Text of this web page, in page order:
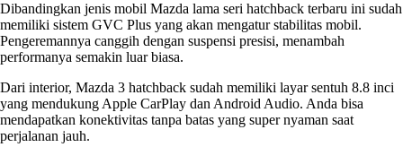
Dibandingkan jenis mobil Mazda lama seri hatchback terbaru ini sudah
memiliki sistem GVC Plus yang akan mengatur stabilitas mobil.
Pengeremannya canggih dengan suspensi presisi, menambah
performanya semakin luar biasa.
Dari interior, Mazda 3 hatchback sudah memiliki layar sentuh 8.8 inci
yang mendukung Apple CarPlay dan Android Audio. Anda bisa
mendapatkan konektivitas tanpa batas yang super nyaman saat
perjalanan jauh.